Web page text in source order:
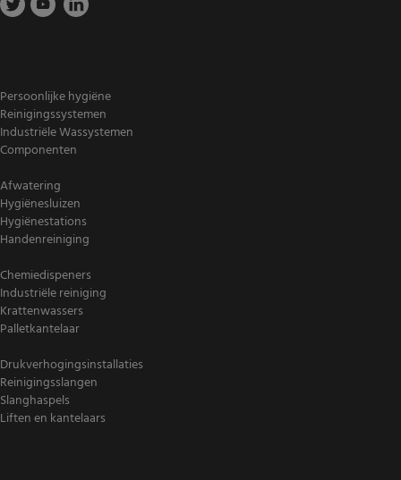
Persoonlijke hygiëne
Reinigingssystemen
Industriële Wassystemen
Componenten
Afwatering
Hygiënesluizen
Hygiënestations
Handenreiniging
Chemiedispeners
Industriële reiniging
Krattenwassers
Palletkantelaar
Drukverhogingsinstallaties
Reinigingsslangen
Slanghaspels
Liften en kantelaars